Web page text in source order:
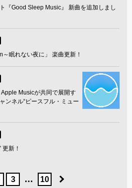
『Good Sleep Music』 新曲を追加しまし
眠れない夜に」 楽曲更新！
Musicが共同で展開す
ンネル“ピースフル・ミュー
新！
3 … 10